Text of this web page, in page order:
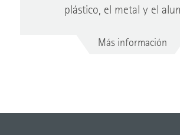
plástico, el metal y el
Más información